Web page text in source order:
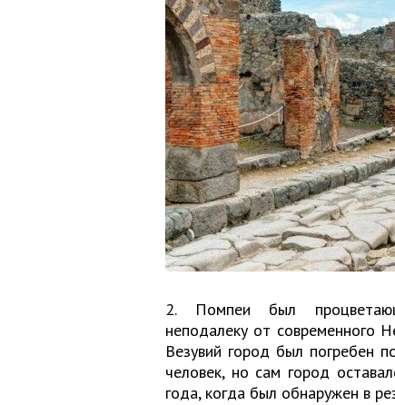
2. Помпеи был
неподалеку от современного
Везувий город был погребен
человек, но сам город
года, когда был обнаружен в